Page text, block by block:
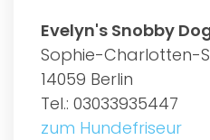
Evelyn's Snobby
Sophie-Charlotten-
14059 Berlin
Tel.: 03033935447
zum Hundefriseur